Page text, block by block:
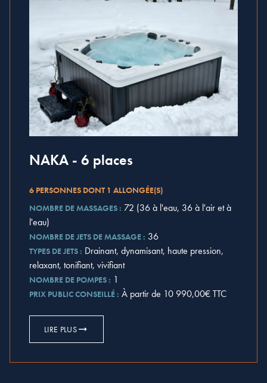
NAKA - 6 places
6 PERSONNES DONT 1 ALLONGÉE(S)
NOMBRE DE MASSAGES : 72 (36 à l'eau, 36 à l'air et à
l'eau)
NOMBRE DE JETS DE MASSAGE : 36
TYPES DE JETS : Drainant, dynamisant, haute pression,
relaxant, tonifiant, vivifiant
NOMBRE DE POMPES : 1
PRIX PUBLIC CONSEILLÉ : À partir de 10 990,00€ TTC
LIRE PLUS